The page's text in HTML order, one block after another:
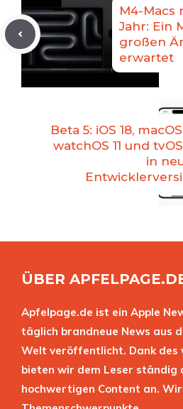
M4-Macs
Jahr: Ein
großen
erwartet
Beta 5: iOS 18, macOS
watchOS 11 und
in
ÜBER
Apfelpage.de ist ein Apple
täglich brandneue News aus
Welt veröffentlicht. Dank des
bieten wir dem Leser ständig
hochwertigen Content an.